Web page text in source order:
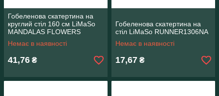
Гобеленова скатертина на
круглий стіл 160 см LiMaSo
MANDALAS FLOWERS
Немає в наявності
41,76 ₴
Гобеленова скатертина на
стіл LiMaSo RUNNER1306NA
Немає в наявності
17,67 ₴